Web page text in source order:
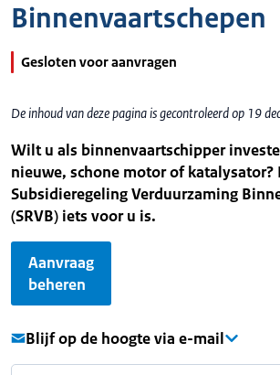
Binnenvaartschepen
Gesloten voor aanvragen
De inhoud van deze pagina is gecontroleerd op 19
Wilt u als binnenvaartschipper
nieuwe, schone motor of katalysator?
Subsidieregeling Verduurzaming
(SRVB) iets voor u is.
Aanvraag
beheren
Blijf op de hoogte via e-mail